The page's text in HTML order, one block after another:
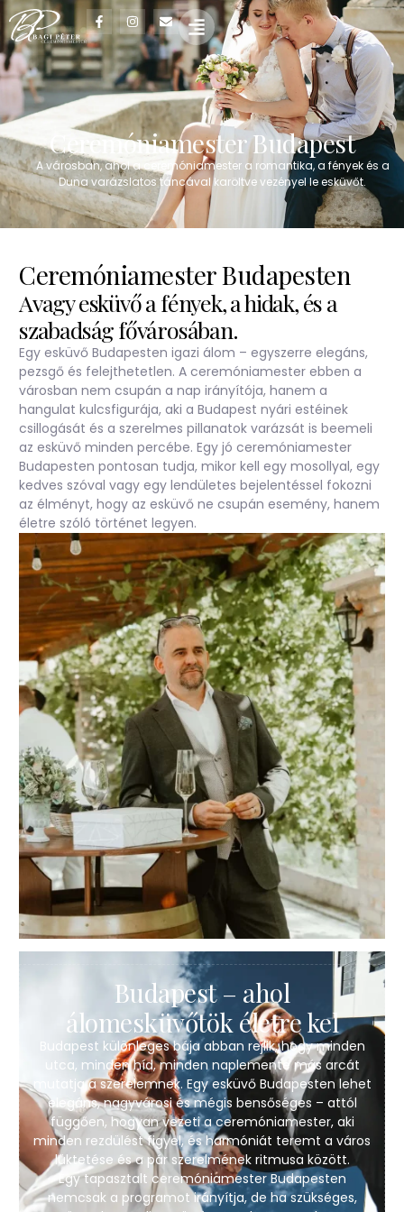
Ceremóniamester Budapest
A városban, ahol a ceremóniamester a romantika, a fények és a
Duna varázslatos táncával karöltve vezényel le esküvőt.
Ceremóniamester Budapesten
Avagy esküvő a fények, a hidak, és a
szabadság fővárosában.
Egy esküvő Budapesten igazi álom – egyszerre elegáns,
pezsgő és felejthetetlen. A ceremóniamester ebben a
városban nem csupán a nap irányítója, hanem a
hangulat kulcsfigurája, aki a Budapest nyári estéinek
csillogását és a szerelmes pillanatok varázsát is beemeli
az esküvő minden percébe. Egy jó ceremóniamester
Budapesten pontosan tudja, mikor kell egy mosollyal, egy
kedves szóval vagy egy lendületes bejelentéssel fokozni
az élményt, hogy az esküvő ne csupán esemény, hanem
életre szóló történet legyen.
Budapest – ahol
álomesküvőtök életre kel
Budapest különleges bája abban rejlik, hogy minden
utca, minden híd, minden naplemente más arcát
mutatja a szerelemnek. Egy esküvő Budapesten lehet
elegáns, nagyvárosi és mégis bensőséges – attól
függően, hogyan vezeti a ceremóniamester, aki
minden rezdülést figyel, és harmóniát teremt a város
lüktetése és a pár szerelmének ritmusa között.
Egy tapasztalt ceremóniamester Budapesten
nemcsak a programot irányítja, de ha szükséges,